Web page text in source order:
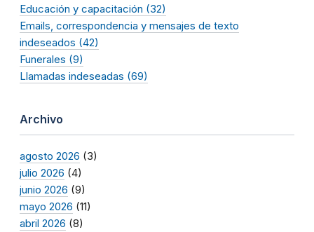
Educación y capacitación (32)
Emails, correspondencia y mensajes de texto
indeseados (42)
Funerales (9)
Llamadas indeseadas (69)
Archivo
agosto 2026 (3)
julio 2026 (4)
junio 2026 (9)
mayo 2026 (11)
abril 2026 (8)